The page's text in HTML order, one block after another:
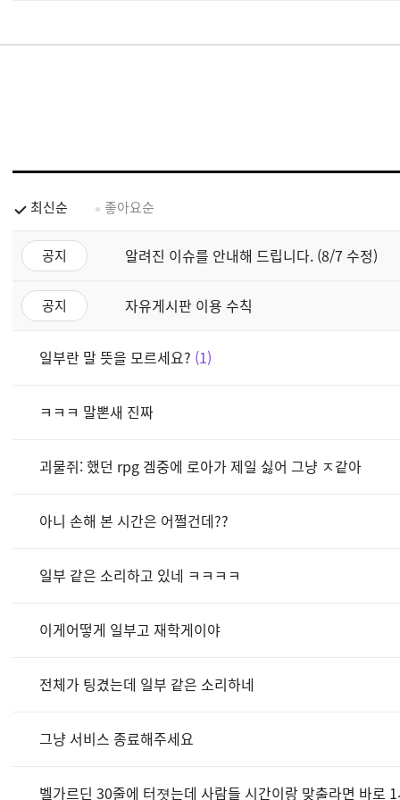
최신순 좋아요순
공지 알려진 이슈를 안내해 드립니다. (8/7 수정)
공지 자유게시판 이용 수칙
일부란 말 뜻을 모르세요? 1
ㅋㅋㅋ 말뽄새 진짜
괴물쥐: 했던 rpg 겜중에 로아가 제일 싫어 그냥 ㅈ같아
아니 손해 본 시간은 어쩔건데??
일부 같은 소리하고 있네 ㅋㅋㅋㅋ
이게어떻게 일부고 재학게이야
전체가 팅겼는데 일부 같은 소리하네
그냥 서비스 종료해주세요
벨가르딘 30줄에 터졋는데 사람들 시간이랑 맞출라면 바로